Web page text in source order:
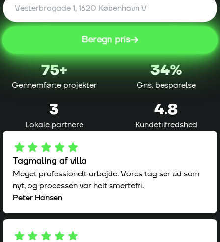
Beregn pris
75+
Gennemførte projekter
34%
Gns. besparelse
3
Lokale partnere
4.8
Kundetilfredshed
Tagmaling af villa
Meget professionelt arbejde. Vores tag ser ud som
nyt, og processen var helt smertefri.
Peter Hansen